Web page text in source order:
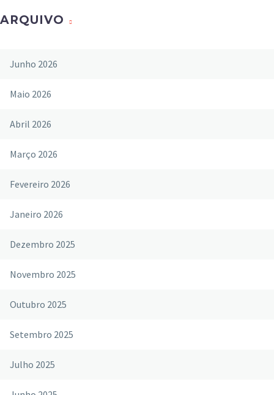
ARQUIVO
Junho 2026
Maio 2026
Abril 2026
Março 2026
Fevereiro 2026
Janeiro 2026
Dezembro 2025
Novembro 2025
Outubro 2025
Setembro 2025
Julho 2025